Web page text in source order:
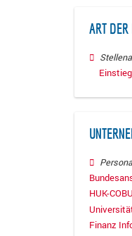
ART DER
HUK-
Finanz